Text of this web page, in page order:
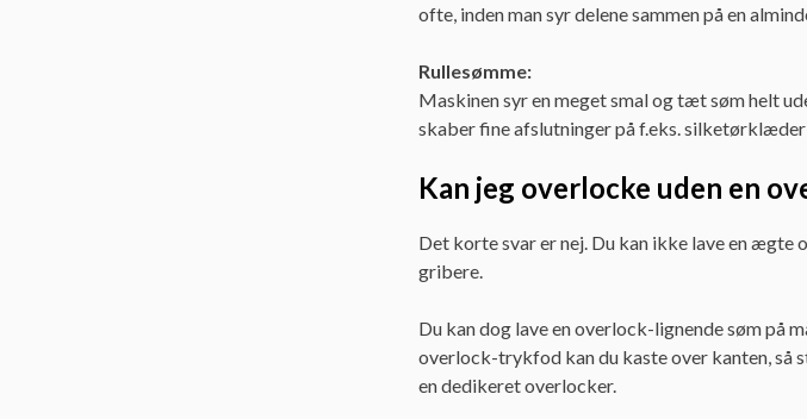
ofte, inden man syr delene sammen på en
Rullesømme:
Maskinen syr en meget smal og tæt søm helt
skaber fine afslutninger på f.eks.
Kan jeg overlocke uden en
Det korte svar er nej. Du kan ikke lave en ægte
gribere.
Du kan dog lave en overlock-lignende søm på
overlock-trykfod kan du kaste over kanten, så
en dedikeret overlocker.